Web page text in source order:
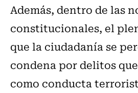
Además, dentro de las
constitucionales, el
que la ciudadanía se
condena por delitos
como conducta